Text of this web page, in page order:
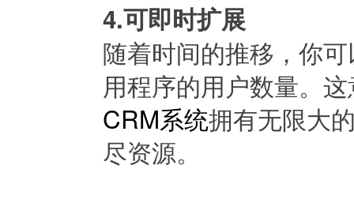
4.可即时扩展
随着时间的推移，你
用程序的用户数量。
CRM系统拥有无限大
尽资源。